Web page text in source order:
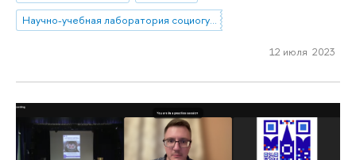
Научно-учебная лаборатория социогуманитарных исследований Севера и Арктики
12 июля 2023